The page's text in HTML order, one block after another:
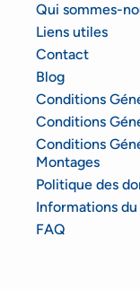
Qui sommes-
Liens utiles
Contact
Blog
Conditions
Conditions
Conditions
Montages
Politique des
Informations
FAQ